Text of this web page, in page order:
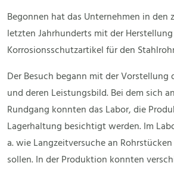
Begonnen hat das Unternehmen in den
letzten Jahrhunderts mit der
Korrosionsschutzartikel für den
Der Besuch begann mit der Vorstellung
und deren Leistungsbild. Bei dem sich
Rundgang konnten das Labor, die
Lagerhaltung besichtigt werden. Im
a. wie Langzeitversuche an
sollen. In der Produktion konnten